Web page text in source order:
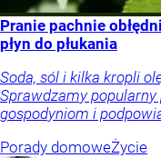
Pranie pachnie
płyn do płukania
Soda, sól i kilka kropli
Sprawdzamy
gospodyniom i
Porady domoweŻycie